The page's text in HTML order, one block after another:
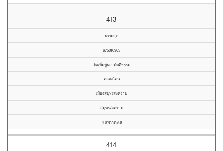
413
ธรรมยุต
675010903
วัดเพิ่มพูนสามัคคีธรรม
คลองโคน
เมืองสมุทรสงคราม
สมุทรสงคราม
4 แพรกทะเล
414